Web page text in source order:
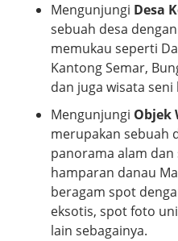
Mengunjungi Desa
sebuah desa
memukau seperti
Kantong Semar,
dan juga wisata
Mengunjungi Objek
merupakan sebuah
panorama alam
hamparan danau
beragam spot
eksotis, spot foto
lain sebagainya.